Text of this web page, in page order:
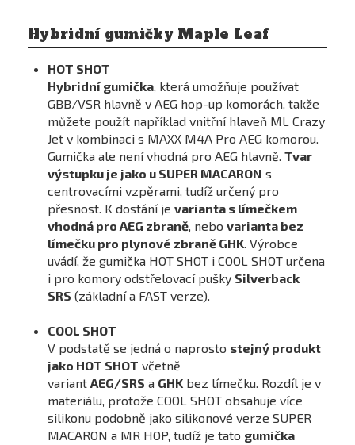
Hybridní gumičky Maple Leaf
HOT SHOT
Hybridní gumička, která umožňuje používat
GBB/VSR hlavně v AEG hop-up komorách, takže
můžete použít například vnitřní hlaveň ML Crazy
Jet v kombinaci s MAXX M4A Pro AEG komorou.
Gumička ale není vhodná pro AEG hlavně. Tvar
výstupku je jako u SUPER MACARON s
centrovacími vzpěrami, tudíž určený pro
přesnost. K dostání je varianta s límečkem
vhodná pro AEG zbraně, nebo varianta bez
límečku pro plynové zbraně GHK. Výrobce
uvádí, že gumička HOT SHOT i COOL SHOT určena
i pro komory odstřelovací pušky Silverback
SRS (základní a FAST verze).
COOL SHOT
V podstatě se jedná o naprosto stejný produkt
jako HOT SHOT včetně
variant AEG/SRS a GHK bez límečku. Rozdíl je v
materiálu, protože COOL SHOT obsahuje více
silikonu podobně jako silikonové verze SUPER
MACARON a MR HOP, tudíž je tato gumička